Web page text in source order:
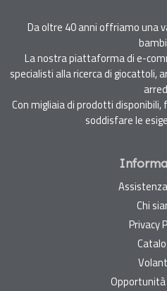
Da oltre 40 anni offriamo una
La nostra piattaforma di e-
specialisti alla ricerca di giocattoli,
Con migliaia di prodotti
soddisfare le
Chi
Privacy
Opportunità